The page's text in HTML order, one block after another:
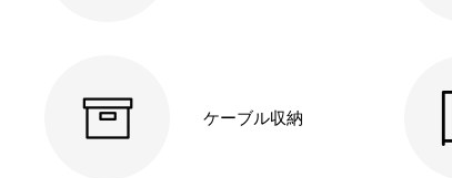
ケーブル収納